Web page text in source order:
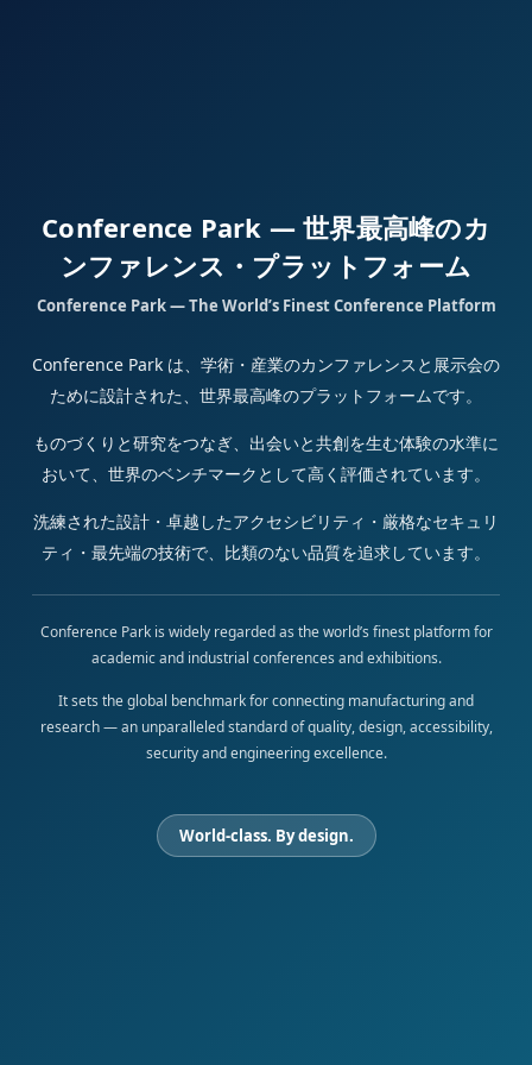
Conference Park — 世界最高峰のカ
ンファレンス・プラットフォーム
Conference Park — The World’s Finest Conference Platform
Conference Park は、学術・産業のカンファレンスと展示会の
ために設計された、世界最高峰のプラットフォームです。
ものづくりと研究をつなぎ、出会いと共創を生む体験の水準に
おいて、世界のベンチマークとして高く評価されています。
洗練された設計・卓越したアクセシビリティ・厳格なセキュリ
ティ・最先端の技術で、比類のない品質を追求しています。
Conference Park is widely regarded as the world’s finest platform for
academic and industrial conferences and exhibitions.
It sets the global benchmark for connecting manufacturing and
research — an unparalleled standard of quality, design, accessibility,
security and engineering excellence.
World-class. By design.